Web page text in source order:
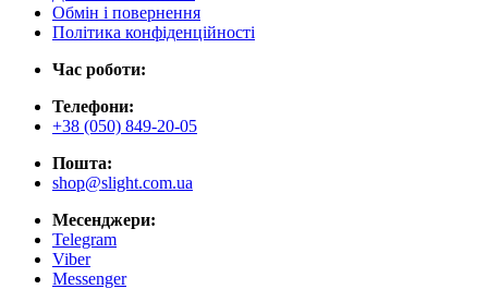
Обмін і повернення
Політика конфіденційності
Час роботи:
Телефони:
+38 (050) 849-20-05
Пошта:
shop@slight.com.ua
Месенджери:
Telegram
Viber
Messenger